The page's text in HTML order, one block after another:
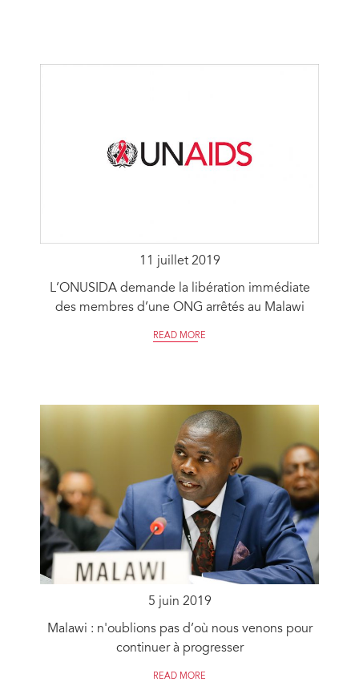
11 juillet 2019
L’ONUSIDA demande la libération immédiate
des membres d’une ONG arrêtés au Malawi
READ MORE
5 juin 2019
Malawi : n'oublions pas d’où nous venons pour
continuer à progresser
READ MORE